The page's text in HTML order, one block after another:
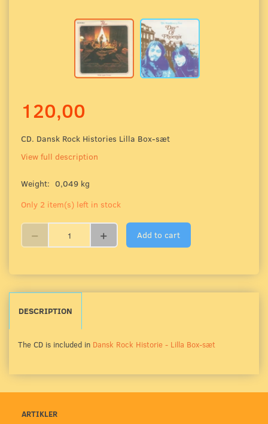
120,00
CD. Dansk Rock Histories Lilla Box-sæt
View full description
Weight: 0,049 kg
Only 2 item(s) left in stock
Add to cart
DESCRIPTION
The CD is included in Dansk Rock Historie - Lilla Box-sæt
ARTIKLER